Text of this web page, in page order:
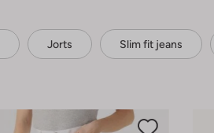
Jorts Slim fit jeans